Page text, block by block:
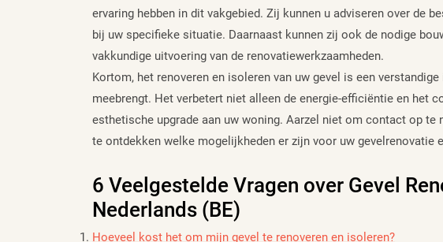
ervaring hebben in dit vakgebied. Zij kunnen u adviseren over de
bij uw specifieke situatie. Daarnaast kunnen zij ook de nodige
vakkundige uitvoering van de renovatiewerkzaamheden.
Kortom, het renoveren en isoleren van uw gevel is een
meebrengt. Het verbetert niet alleen de energie-efficiëntie en het
esthetische upgrade aan uw woning. Aarzel niet om contact op
te ontdekken welke mogelijkheden er zijn voor uw gevelrenovatie
6 Veelgestelde Vragen over Gevel
Nederlands (BE)
Hoeveel kost het om mijn gevel te renoveren en isoleren?